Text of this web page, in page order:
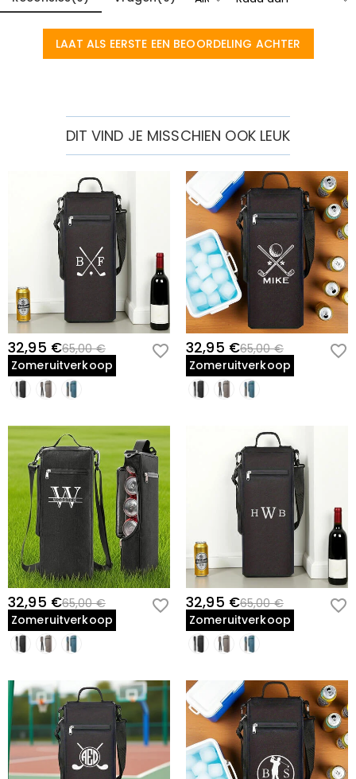
LAAT ALS EERSTE EEN BEOORDELING ACHTER
DIT VIND JE MISSCHIEN OOK LEUK
32,95 €65,00 €
Zomeruitverkoop
32,95 €65,00 €
Zomeruitverkoop
32,95 €65,00 €
Zomeruitverkoop
32,95 €65,00 €
Zomeruitverkoop